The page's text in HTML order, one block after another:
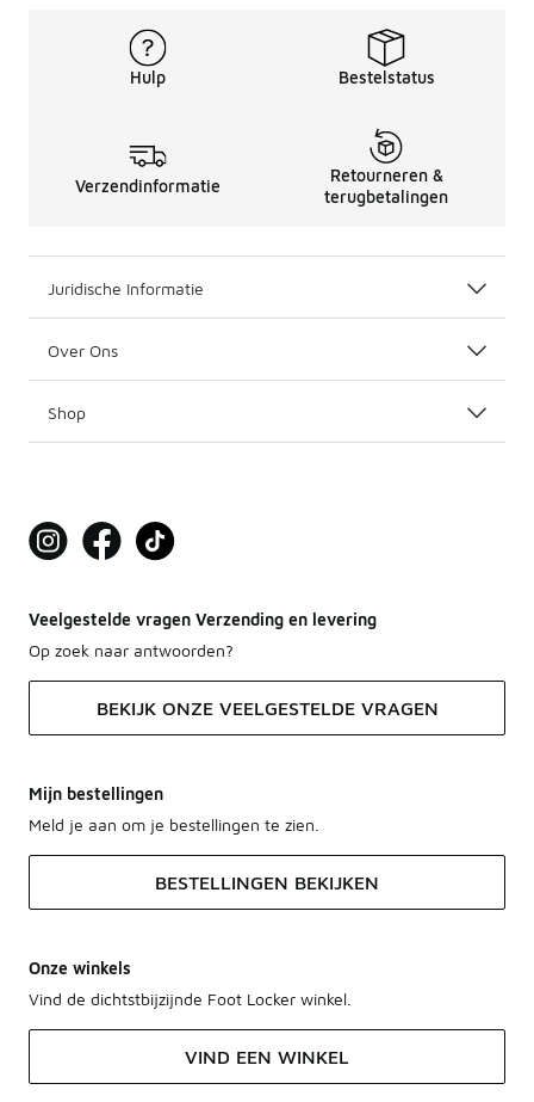
Hulp Bestelstatus
Verzendinformatie
Retourneren &
terugbetalingen
Juridische Informatie
Over Ons
Shop
Veelgestelde vragen Verzending en levering
Op zoek naar antwoorden?
BEKIJK ONZE VEELGESTELDE VRAGEN
Mijn bestellingen
Meld je aan om je bestellingen te zien.
BESTELLINGEN BEKIJKEN
Onze winkels
Vind de dichtstbijzijnde Foot Locker winkel.
VIND EEN WINKEL